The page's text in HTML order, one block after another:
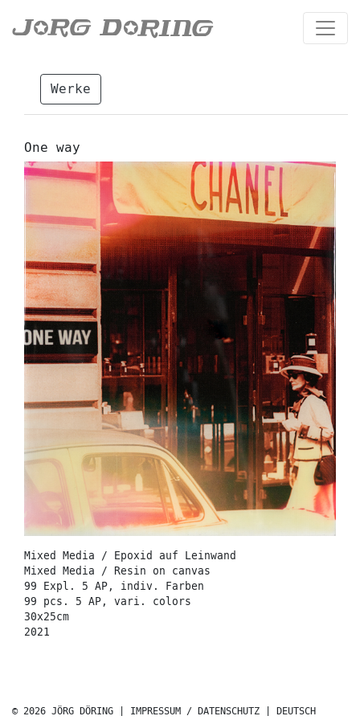
Werke
One way
Mixed Media / Epoxid auf Leinwand
Mixed Media / Resin on canvas
99 Expl. 5 AP, indiv. Farben
99 pcs. 5 AP, vari. colors
30x25cm
2021
© 2026 JÖRG DÖRING | IMPRESSUM / DATENSCHUTZ DEUTSCH